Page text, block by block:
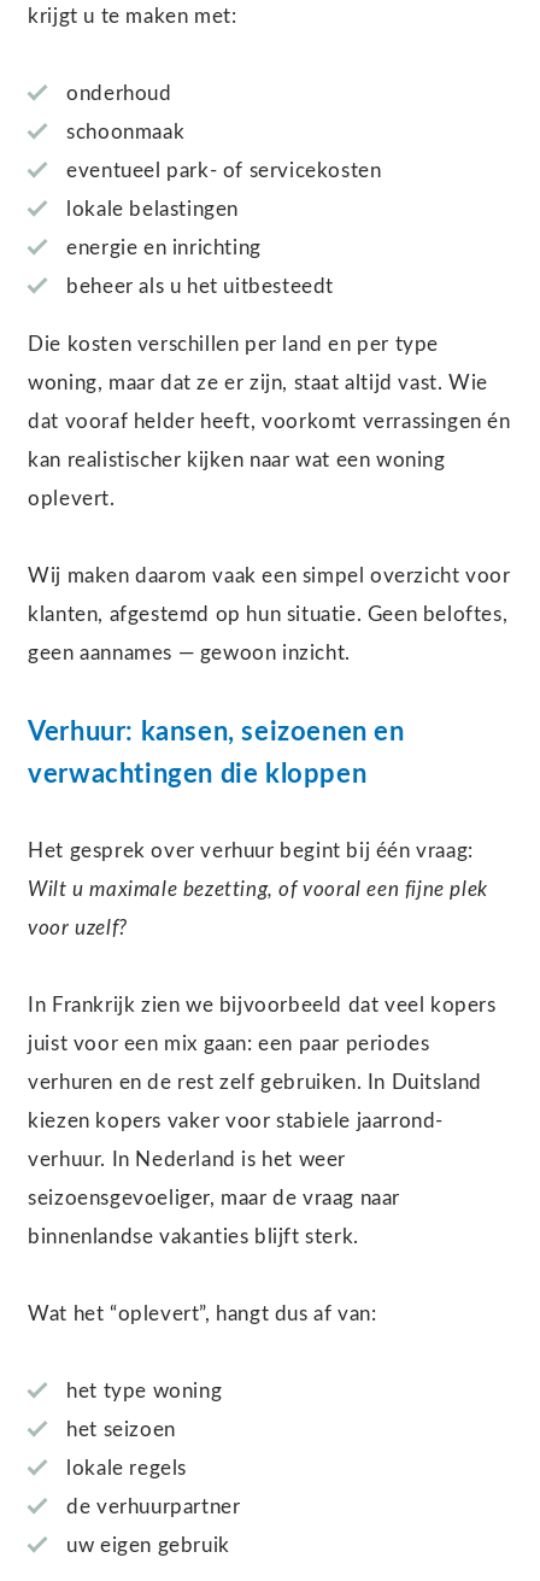
krijgt u te maken met:
onderhoud
schoonmaak
eventueel park- of servicekosten
lokale belastingen
energie en inrichting
beheer als u het uitbesteedt
Die kosten verschillen per land en per type
woning, maar dat ze er zijn, staat altijd vast. Wie
dat vooraf helder heeft, voorkomt verrassingen én
kan realistischer kijken naar wat een woning
oplevert.
Wij maken daarom vaak een simpel overzicht voor
klanten, afgestemd op hun situatie. Geen beloftes,
geen aannames — gewoon inzicht.
Verhuur: kansen, seizoenen en
verwachtingen die kloppen
Het gesprek over verhuur begint bij één vraag:
Wilt u maximale bezetting, of vooral een fijne plek
voor uzelf?
In Frankrijk zien we bijvoorbeeld dat veel kopers
juist voor een mix gaan: een paar periodes
verhuren en de rest zelf gebruiken. In Duitsland
kiezen kopers vaker voor stabiele jaarrond-
verhuur. In Nederland is het weer
seizoensgevoeliger, maar de vraag naar
binnenlandse vakanties blijft sterk.
Wat het “oplevert”, hangt dus af van:
het type woning
het seizoen
lokale regels
de verhuurpartner
uw eigen gebruik